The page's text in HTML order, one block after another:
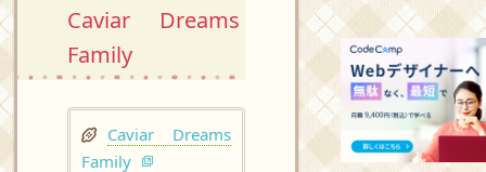
Caviar Dreams
Family
Caviar Dreams
Family